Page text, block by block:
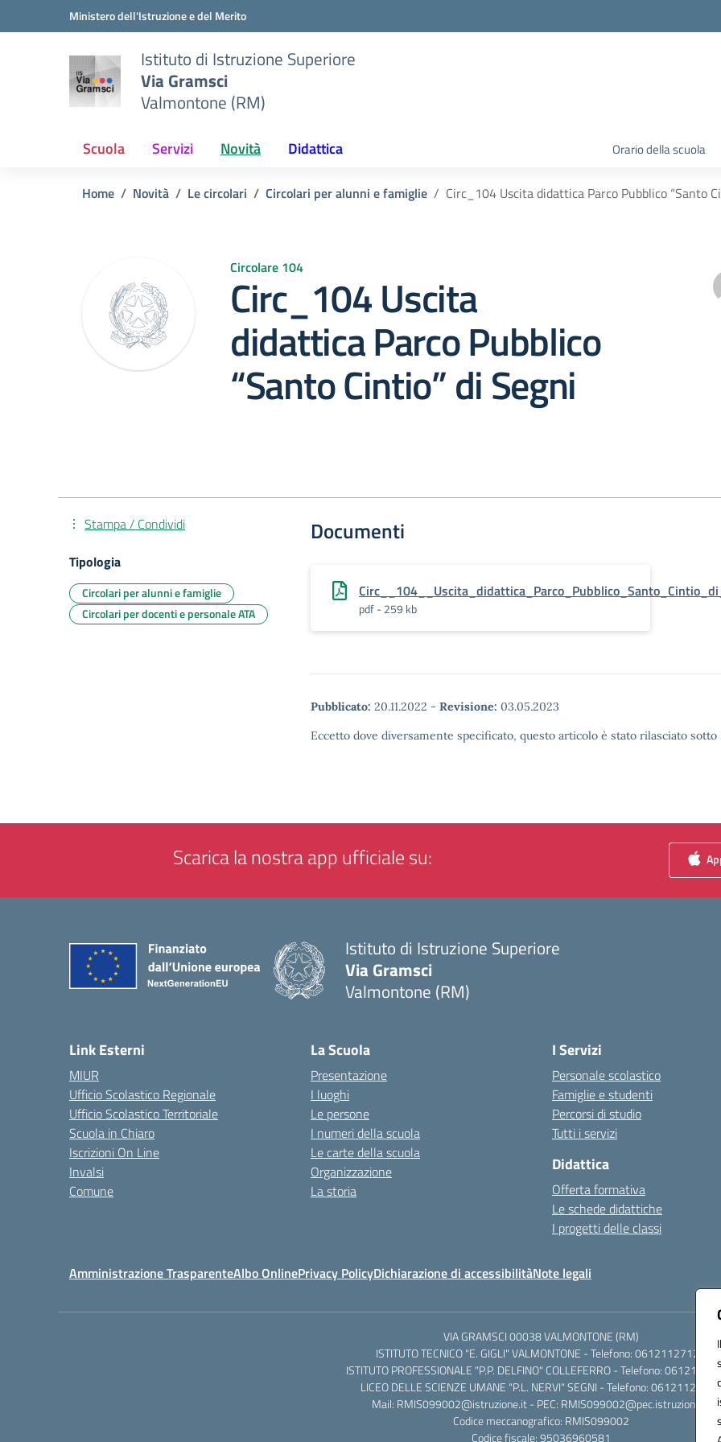
Vai ai contenuti
Vai al menu di navigazioneMinistero dell'Istruzione e del Merito
Istituto di Istruzione Superiore
Via Gramsci
Valmontone (RM)
Scuola Servizi Novità Didattica Orario della scuola
Home Novità Le circolari Circolari per alunni e famiglie Circ_104 Uscita didattica Parco Pubblico “Santo
Circolare 104
Circ_104 Uscita
didattica Parco Pubblico
“Santo Cintio” di Segni
Documenti
pdf - 259 kb
Pubblicato: 20.11.2022 - Revisione: 03.05.2023
Eccetto dove diversamente specificato, questo articolo è stato rilasciato
Stampa / Condividi
Tipologia
Circolari per alunni e famiglie
Circolari per docenti e personale ATA
Scarica la nostra app ufficiale su:
Istituto di Istruzione Superiore
Via Gramsci
Valmontone (RM)
Link Esterni
MIUR
Ufficio Scolastico Regionale
Ufficio Scolastico Territoriale
Scuola in Chiaro
Iscrizioni On Line
Invalsi
Comune
La Scuola
Presentazione
I luoghi
Le persone
I numeri della scuola
Le carte della scuola
Organizzazione
La storia
I Servizi
Personale scolastico
Famiglie e studenti
Percorsi di studio
Tutti i servizi
Didattica
Offerta formativa
Le schede didattiche
I progetti delle classi
Amministrazione TrasparenteAlbo OnlinePrivacy PolicyDichiarazione di accessibilitàNote legali
VIA GRAMSCI 00038 VALMONTONE (RM)
ISTITUTO TECNICO "E. GIGLI" VALMONTONE - Telefono: 06121127125
ISTITUTO PROFESSIONALE "P.P. DELFINO" COLLEFERRO - Telefono:
LICEO DELLE SCIENZE UMANE "P.L. NERVI" SEGNI - Telefono: 06121126845
Mail: RMIS099002@istruzione.it - PEC: RMIS099002@pec.istruzione.it
Codice meccanografico: RMIS099002
Codice fiscale: 95036960581